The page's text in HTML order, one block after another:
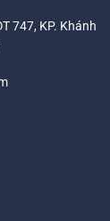
747, KP. Khánh